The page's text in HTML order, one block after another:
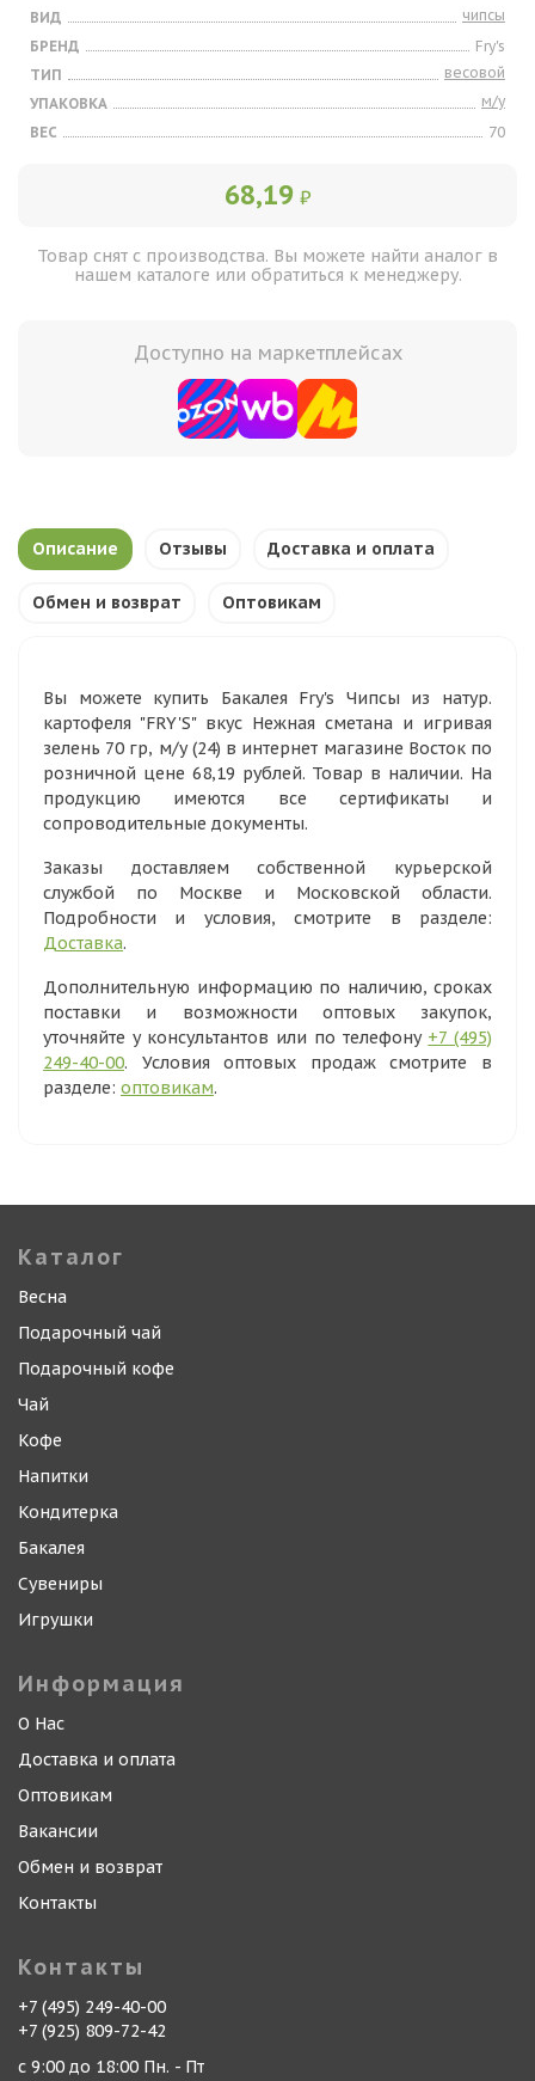
ВИД
чипсы
БРЕНД
Fry's
ТИП
весовой
УПАКОВКА
м/у
ВЕС
70
68,19 ₽
Товар снят с производства. Вы можете найти аналог в
нашем каталоге или обратиться к менеджеру.
Доступно на маркетплейсах
Описание Отзывы Доставка и оплата
Обмен и возврат Оптовикам
Вы можете купить Бакалея Fry's Чипсы из натур.
картофеля "FRY'S" вкус Нежная сметана и игривая
зелень 70 гр, м/у (24) в интернет магазине Восток по
розничной цене 68,19 рублей. Товар в наличии. На
продукцию имеются все сертификаты и
сопроводительные документы.
Заказы доставляем собственной курьерской
службой по Москве и Московской области.
Подробности и условия, смотрите в разделе:
Доставка.
Дополнительную информацию по наличию, сроках
поставки и возможности оптовых закупок,
уточняйте у консультантов или по телефону +7 (495)
249-40-00. Условия оптовых продаж смотрите в
разделе: оптовикам.
Каталог
Весна
Подарочный чай
Подарочный кофе
Чай
Кофе
Напитки
Кондитерка
Бакалея
Сувениры
Игрушки
Информация
О Нас
Доставка и оплата
Оптовикам
Вакансии
Обмен и возврат
Контакты
Контакты
+7 (495) 249-40-00
+7 (925) 809-72-42
с 9:00 до 18:00 Пн. - Пт